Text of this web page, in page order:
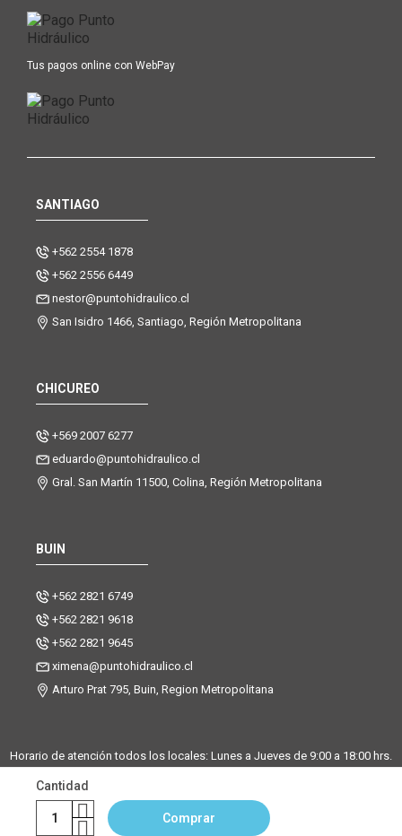
Cantidad
Comprar
Tus pagos online con WebPay
SANTIAGO
+562 2554 1878
+562 2556 6449
nestor@puntohidraulico.cl
San Isidro 1466, Santiago, Región Metropolitana
CHICUREO
+569 2007 6277
eduardo@puntohidraulico.cl
Gral. San Martín 11500, Colina, Región Metropolitana
BUIN
+562 2821 6749
+562 2821 9618
+562 2821 9645
ximena@puntohidraulico.cl
Arturo Prat 795, Buin, Region Metropolitana
Horario de atención todos los locales: Lunes a Jueves de 9:00 a 18:00 hrs.
Desde octubre hasta febrero, trabajamos los sábados de 9:00 a 13:00
horas en la sucursal Buin. La sucursal de Santiago y Chicureo
permanecerá cerrada los sábados.